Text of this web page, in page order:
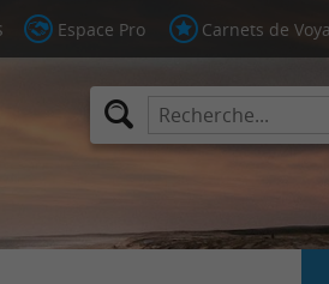
Espace Pro Carnets de